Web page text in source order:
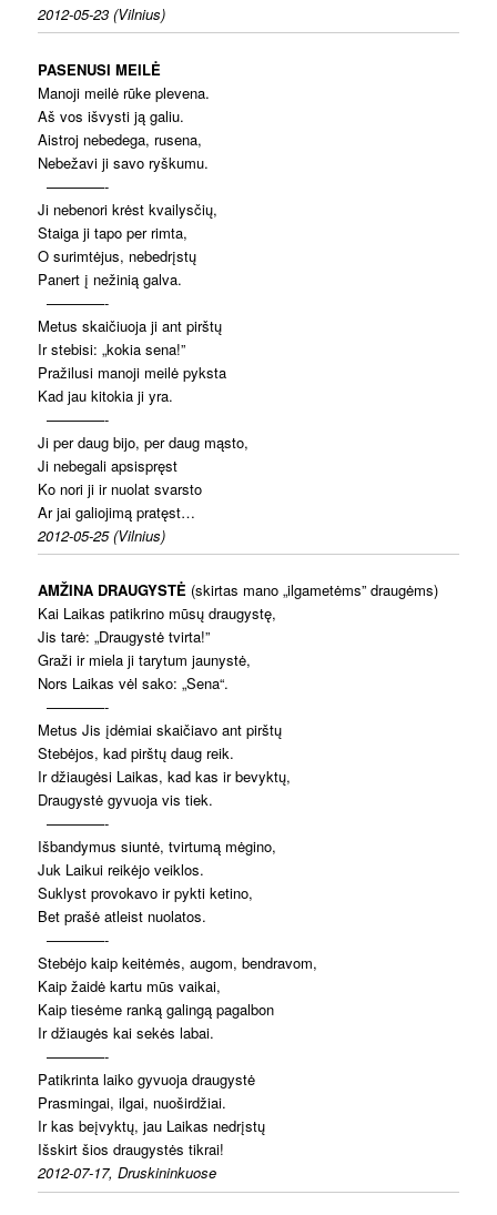
2012-05-23 (Vilnius)
PASENUSI MEILĖ
Manoji meilė rūke plevena.
Aš vos išvysti ją galiu.
Aistroj nebedega, rusena,
Nebežavi ji savo ryškumu.
————-
Ji nebenori krėst kvailysčių,
Staiga ji tapo per rimta,
O surimtėjus, nebedrįstų
Panert į nežinią galva.
————-
Metus skaičiuoja ji ant pirštų
Ir stebisi: „kokia sena!”
Pražilusi manoji meilė pyksta
Kad jau kitokia ji yra.
————-
Ji per daug bijo, per daug mąsto,
Ji nebegali apsispręst
Ko nori ji ir nuolat svarsto
Ar jai galiojimą pratęst…
2012-05-25 (Vilnius)
AMŽINA DRAUGYSTĖ (skirtas mano „ilgametėms” draugėms)
Kai Laikas patikrino mūsų draugystę,
Jis tarė: „Draugystė tvirta!”
Graži ir miela ji tarytum jaunystė,
Nors Laikas vėl sako: „Sena“.
————-
Metus Jis įdėmiai skaičiavo ant pirštų
Stebėjos, kad pirštų daug reik.
Ir džiaugėsi Laikas, kad kas ir bevyktų,
Draugystė gyvuoja vis tiek.
————-
Išbandymus siuntė, tvirtumą mėgino,
Juk Laikui reikėjo veiklos.
Suklyst provokavo ir pykti ketino,
Bet prašė atleist nuolatos.
————-
Stebėjo kaip keitėmės, augom, bendravom,
Kaip žaidė kartu mūs vaikai,
Kaip tiesėme ranką galingą pagalbon
Ir džiaugės kai sekės labai.
————-
Patikrinta laiko gyvuoja draugystė
Prasmingai, ilgai, nuoširdžiai.
Ir kas beįvyktų, jau Laikas nedrįstų
Išskirt šios draugystės tikrai!
2012-07-17, Druskininkuose